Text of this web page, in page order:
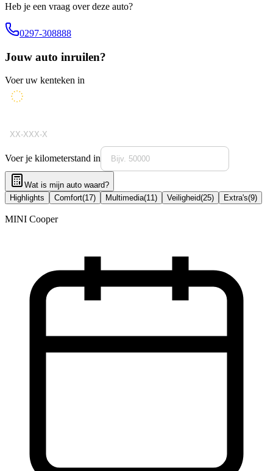
Heb je een vraag over deze auto?
0297-308888
Jouw auto inruilen?
Voer uw kenteken in
Voer je kilometerstand in
Wat is mijn auto waard?
Highlights
Comfort(17) Multimedia(11) Veiligheid(25) Extra's(9)
MINI Cooper